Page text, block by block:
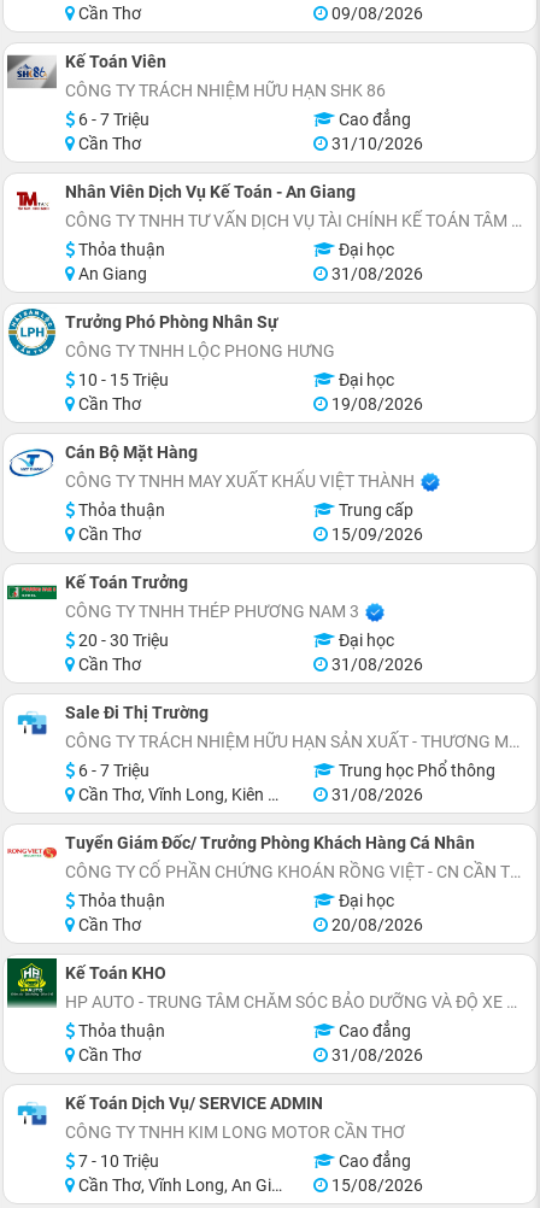
Cần Thơ
09/08/2026
Kế Toán Viên
CÔNG TY TRÁCH NHIỆM HỮU HẠN SHK 86
6 - 7 Triệu
Cao đẳng
Cần Thơ
31/10/2026
Nhân Viên Dịch Vụ Kế Toán - An Giang
CÔNG TY TNHH TƯ VẤN DỊCH VỤ TÀI CHÍNH KẾ TOÁN TÂM MINH
Thỏa thuận
Đại học
An Giang
31/08/2026
Trưởng Phó Phòng Nhân Sự
CÔNG TY TNHH LỘC PHONG HƯNG
10 - 15 Triệu
Đại học
Cần Thơ
19/08/2026
Cán Bộ Mặt Hàng
CÔNG TY TNHH MAY XUẤT KHẨU VIỆT THÀNH
Thỏa thuận
Trung cấp
Cần Thơ
15/09/2026
Kế Toán Trưởng
CÔNG TY TNHH THÉP PHƯƠNG NAM 3
20 - 30 Triệu
Đại học
Cần Thơ
31/08/2026
Sale Đi Thị Trường
CÔNG TY TRÁCH NHIỆM HỮU HẠN SẢN XUẤT - THƯƠNG MẠI SUGI
6 - 7 Triệu
Trung học Phổ thông
Cần Thơ, Vĩnh Long, Kiên Giang, Cà Mau, Bến Tre, Trà Vinh
31/08/2026
Tuyển Giám Đốc/ Trưởng Phòng Khách Hàng Cá Nhân
CÔNG TY CỔ PHẦN CHỨNG KHOÁN RỒNG VIỆT - CN CẦN THƠ
Thỏa thuận
Đại học
Cần Thơ
20/08/2026
Kế Toán KHO
HP AUTO - TRUNG TÂM CHĂM SÓC BẢO DƯỠNG VÀ ĐỘ XE Ô TÔ
Thỏa thuận
Cao đẳng
Cần Thơ
31/08/2026
Kế Toán Dịch Vụ/ SERVICE ADMIN
CÔNG TY TNHH KIM LONG MOTOR CẦN THƠ
7 - 10 Triệu
Cao đẳng
Cần Thơ, Vĩnh Long, An Giang, Hậu Giang
15/08/2026